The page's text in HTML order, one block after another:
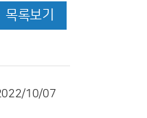
목록보기
10/07